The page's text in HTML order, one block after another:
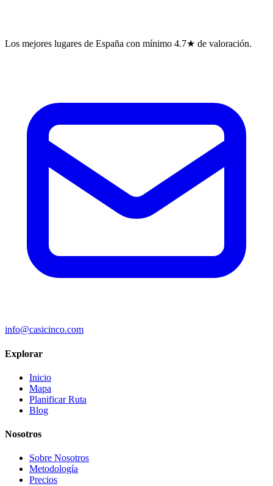
Los mejores lugares de España con mínimo 4.7★ de valoración.
info@casicinco.com
Explorar
Inicio
Mapa
Planificar Ruta
Blog
Nosotros
Sobre Nosotros
Metodología
Precios